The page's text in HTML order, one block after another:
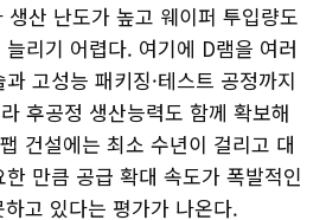
산 난도가 높고 웨이퍼 투입량도
리기 어렵다. 여기에 D램을 여러
고성능 패키징·테스트 공정까지
후공정 생산능력도 함께 확보해
건설에는 최소 수년이 걸리고 대
만큼 공급 확대 속도가 폭발적인
고 있다는 평가가 나온다.